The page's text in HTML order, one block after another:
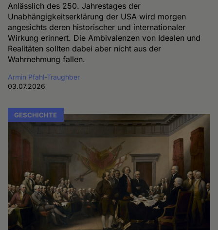
Anlässlich des 250. Jahrestages der
Unabhängigkeitserklärung der USA wird morgen
angesichts deren historischer und internationaler
Wirkung erinnert. Die Ambivalenzen von Idealen und
Realitäten sollten dabei aber nicht aus der
Wahrnehmung fallen.
Armin Pfahl-Traughber
03.07.2026
GESCHICHTE